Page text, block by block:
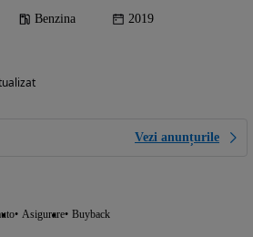
Benzina 2019
Vezi anunțurile
Asigurare Buyback